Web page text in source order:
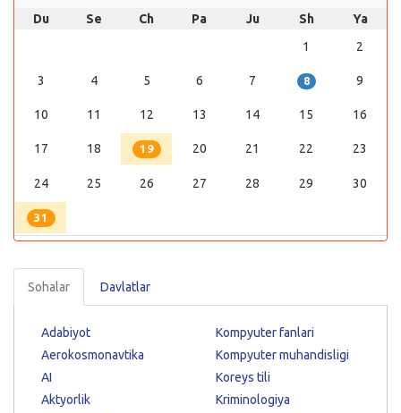
Du Se Ch Pa Ju Sh
Ya
1
2
3 4 5 6 7 8 9
10 11 12 13 14 15 16
17 18 19 20 21 22 23
24 25 26 27 28 29 30
31
Sohalar Davlatlar
Adabiyot
Aerokosmonavtika
AI
Aktyorlik
Kompyuter fanlari
Kompyuter muhandisligi
Koreys tili
Kriminologiya